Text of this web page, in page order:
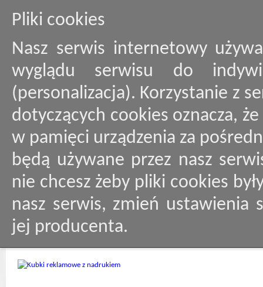
Pliki cookies
Nasz serwis internetowy
wyglądu serwisu do
(personalizacja). Korzystanie z
dotyczących cookies oznacza,
w pamięci urządzenia za
będą używane przez nasz
nie chcesz żeby pliki cookies
nasz serwis, zmień ustawienia
jej producenta.